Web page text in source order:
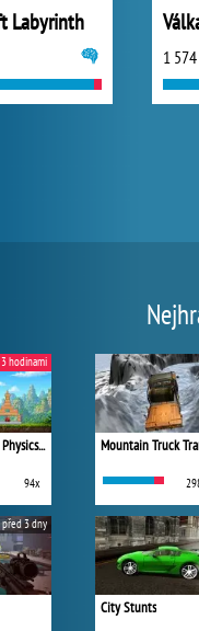
Labyrinth
1
One Shot Tower: Physics Destroyer
94x
hodinami
před 3 dny
Mountain Truck
City Stunts